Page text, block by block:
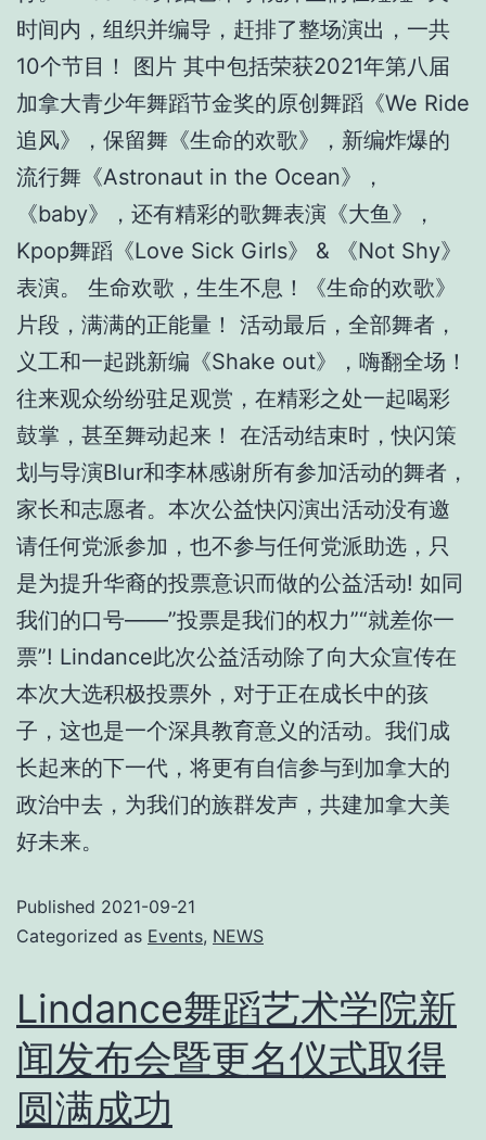
时间内，组织并编导，赶排了整场演出，一共
10个节目！ 图片 其中包括荣获2021年第八届
加拿大青少年舞蹈节金奖的原创舞蹈《We Ride
追风》，保留舞《生命的欢歌》，新编炸爆的
流行舞《Astronaut in the Ocean》，
《baby》，还有精彩的歌舞表演《大鱼》，
Kpop舞蹈《Love Sick Girls》 & 《Not Shy》
表演。 生命欢歌，生生不息！《生命的欢歌》
片段，满满的正能量！ 活动最后，全部舞者，
义工和一起跳新编《Shake out》，嗨翻全场！
往来观众纷纷驻足观赏，在精彩之处一起喝彩
鼓掌，甚至舞动起来！ 在活动结束时，快闪策
划与导演Blur和李林感谢所有参加活动的舞者，
家长和志愿者。本次公益快闪演出活动没有邀
请任何党派参加，也不参与任何党派助选，只
是为提升华裔的投票意识而做的公益活动! 如同
我们的口号——”投票是我们的权力”“就差你一
票”! Lindance此次公益活动除了向大众宣传在
本次大选积极投票外，对于正在成长中的孩
子，这也是一个深具教育意义的活动。我们成
长起来的下一代，将更有自信参与到加拿大的
政治中去，为我们的族群发声，共建加拿大美
好未来。
Published 2021-09-21
Categorized as Events, NEWS
Lindance舞蹈艺术学院新
闻发布会暨更名仪式取得
圆满成功